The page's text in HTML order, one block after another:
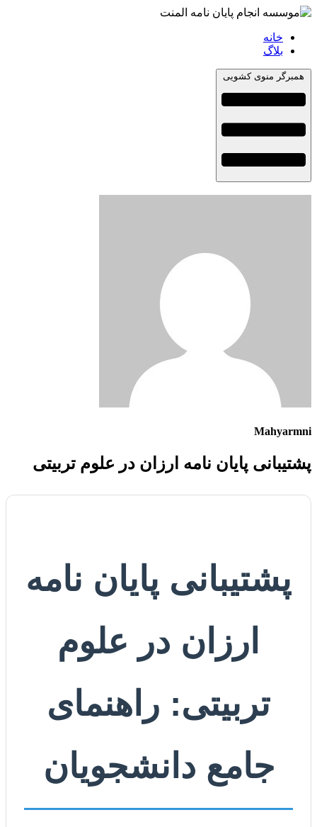
خانه
بلاگ
همبرگر منوی کشویی
Mahyarmni
پشتیبانی پایان نامه ارزان در علوم تربیتی
پشتیبانی پایان نامه
ارزان در علوم
تربیتی: راهنمای
جامع دانشجویان